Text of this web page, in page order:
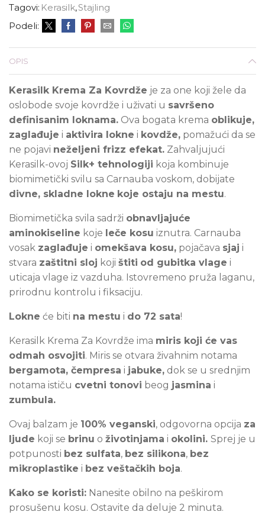
Tagovi: Kerasilk,Stajling
Podeli:
OPIS
Kerasilk Krema Za Kovrdže je za one koji žele da
oslobode svoje kovrdže i uživati u savršeno
definisanim loknama. Ova bogata krema oblikuje,
zaglađuje i aktivira lokne i kovdže, pomažući da se
ne pojavi neželjeni frizz efekat. Zahvaljujući
Kerasilk-ovoj Silk+ tehnologiji koja kombinuje
biomimetički svilu sa Carnauba voskom, dobijate
divne, skladne lokne koje ostaju na mestu.
Biomimetička svila sadrži obnavljajuće
aminokiseline koje leče kosu iznutra. Carnauba
vosak zaglađuje i omekšava kosu, pojačava sjaj i
stvara zaštitni sloj koji štiti od gubitka vlage i
uticaja vlage iz vazduha. Istovremeno pruža laganu,
prirodnu kontrolu i fiksaciju.
Lokne će biti na mestu i do 72 sata!
Kerasilk Krema Za Kovrdže ima miris koji će vas
odmah osvojiti. Miris se otvara živahnim notama
bergamota, čempresa i jabuke, dok se u srednjim
notama ističu cvetni tonovi beog jasmina i
zumbula.
Ovaj balzam je 100% veganski, odgovorna opcija za
ljude koji se brinu o životinjama i okolini. Sprej je u
potpunosti bez sulfata, bez silikona, bez
mikroplastike i bez veštačkih boja.
Kako se koristi: Nanesite obilno na peškirom
prosušenu kosu. Ostavite da deluje 2 minuta.